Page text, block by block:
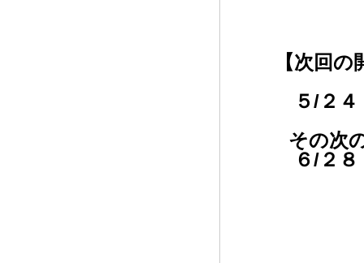
【次回の
５/２４
その次
６/２